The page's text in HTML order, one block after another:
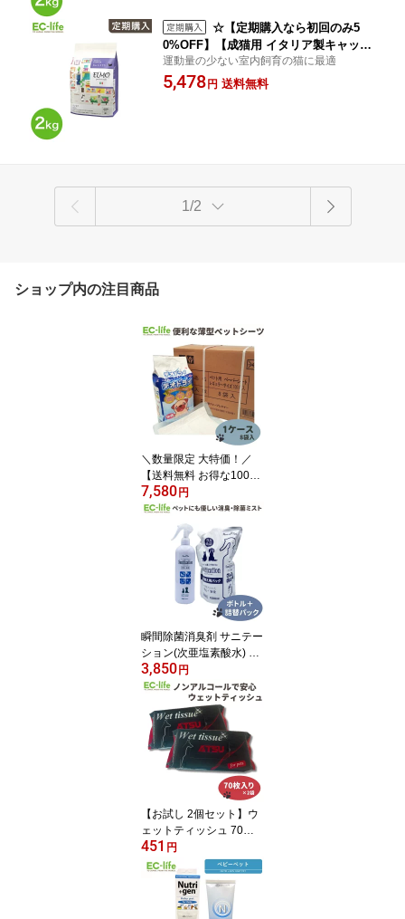
☆【定期購入なら初回のみ5
0%OFF】【成猫用 イタリア製キャット
フード 2kg】ELMO エルモ インドア プ
ロフェッショナーレ 2kg チキン 鶏肉 運
運動量の少ない室内飼育の猫に最適
5,478円 送料無料
1/2
ショップ内の注目商品
＼数量限定 大特価！／
【送料無料 お得な100枚
× 8セット】【薄型 レギ
ュラーサイズ】ペットシ
ーツ・デオドライ 100枚
× 8袋 33×45cm 携帯や小
マメな取替えに便利 しっ
かり吸水 おしっこ 室内
犬 猫 トイレシーツ 1ケー
ス 1箱 ペットシート
7,580円
瞬間除菌消臭剤 サニテー
ション(次亜塩素酸水) お
得なボトル＆詰替えセッ
ト（ボトル460ml + 詰替
パック1L）消毒 除菌 ス
プレー 人用OK 匂い消し
臭い消し 安心 安全 無害
消臭 犬 猫 動物 匂い ペッ
3,850円
【お試し 2個セット】ウ
ェットティッシュ 70枚 ×
2袋（140枚） ペット用
アルコール不使用 ノンア
ルコール 厚手 舐めても
安心 アロエエキス 犬 い
ぬ 猫 ねこ お手入れ用品
451 円